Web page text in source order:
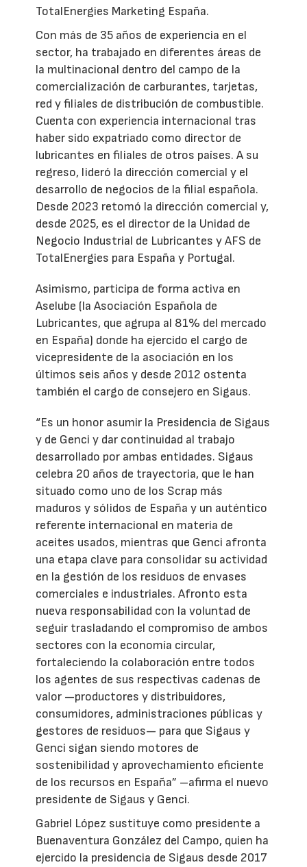
TotalEnergies Marketing España.
Con más de 35 años de experiencia en el
sector, ha trabajado en diferentes áreas de
la multinacional dentro del campo de la
comercialización de carburantes, tarjetas,
red y filiales de distribución de combustible.
Cuenta con experiencia internacional tras
haber sido expatriado como director de
lubricantes en filiales de otros países. A su
regreso, lideró la dirección comercial y el
desarrollo de negocios de la filial española.
Desde 2023 retomó la dirección comercial y,
desde 2025, es el director de la Unidad de
Negocio Industrial de Lubricantes y AFS de
TotalEnergies para España y Portugal.
Asimismo, participa de forma activa en
Aselube (la Asociación Española de
Lubricantes, que agrupa al 81% del mercado
en España) donde ha ejercido el cargo de
vicepresidente de la asociación en los
últimos seis años y desde 2012 ostenta
también el cargo de consejero en Sigaus.
“Es un honor asumir la Presidencia de Sigaus
y de Genci y dar continuidad al trabajo
desarrollado por ambas entidades. Sigaus
celebra 20 años de trayectoria, que le han
situado como uno de los Scrap más
maduros y sólidos de España y un auténtico
referente internacional en materia de
aceites usados, mientras que Genci afronta
una etapa clave para consolidar su actividad
en la gestión de los residuos de envases
comerciales e industriales. Afronto esta
nueva responsabilidad con la voluntad de
seguir trasladando el compromiso de ambos
sectores con la economía circular,
fortaleciendo la colaboración entre todos
los agentes de sus respectivas cadenas de
valor —productores y distribuidores,
consumidores, administraciones públicas y
gestores de residuos— para que Sigaus y
Genci sigan siendo motores de
sostenibilidad y aprovechamiento eficiente
de los recursos en España” –afirma el nuevo
presidente de Sigaus y Genci.
Gabriel López sustituye como presidente a
Buenaventura González del Campo, quien ha
ejercido la presidencia de Sigaus desde 2017